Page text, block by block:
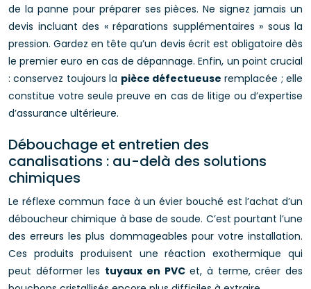
de la panne pour préparer ses pièces. Ne signez jamais un
devis incluant des « réparations supplémentaires » sous la
pression. Gardez en tête qu’un devis écrit est obligatoire dès
le premier euro en cas de dépannage. Enfin, un point crucial
: conservez toujours la pièce défectueuse remplacée ; elle
constitue votre seule preuve en cas de litige ou d’expertise
d’assurance ultérieure.
Débouchage et entretien des
canalisations : au-delà des solutions
chimiques
Le réflexe commun face à un évier bouché est l’achat d’un
déboucheur chimique à base de soude. C’est pourtant l’une
des erreurs les plus dommageables pour votre installation.
Ces produits produisent une réaction exothermique qui
peut déformer les tuyaux en PVCet, à terme, créer des